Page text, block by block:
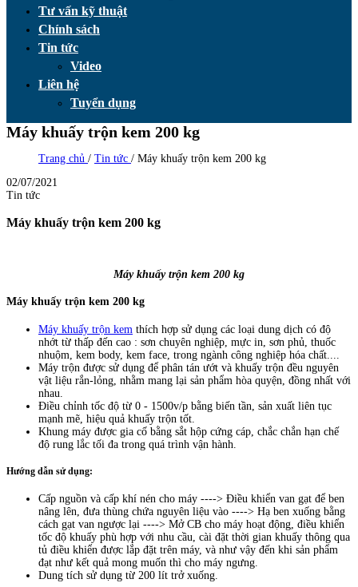
Tư vấn kỹ thuật
Chính sách
Tin tức
Video
Liên hệ
Tuyển dụng
Máy khuấy trộn kem 200 kg
Trang chủ / Tin tức / Máy khuấy trộn kem 200 kg
02/07/2021
Tin tức
Máy khuấy trộn kem 200 kg
Máy khuấy trộn kem 200 kg
Máy khuấy trộn kem 200 kg
Máy khuấy trộn kem thích hợp sử dụng các loại dung dịch có độ
nhớt từ thấp đến cao : sơn chuyên nghiệp, mực in, sơn phủ, thuốc
nhuộm, kem body, kem face, trong ngành công nghiệp hóa chất....
Máy trộn được sử dụng để phân tán ướt và khuấy trộn đều nguyên
vật liệu rắn-lỏng, nhằm mang lại sản phẩm hòa quyện, đồng nhất với
nhau.
Điều chỉnh tốc độ từ 0 - 1500v/p bằng biến tần, sản xuất liên tục
mạnh mẽ, hiệu quả khuấy trộn tốt.
Khung máy được gia cố bằng sắt hộp cứng cáp, chắc chắn hạn chế
độ rung lắc tối đa trong quá trình vận hành.
Hướng dẫn sử dụng:
Cấp nguồn và cấp khí nén cho máy ----> Điều khiển van gạt để ben
nâng lên, đưa thùng chứa nguyên liệu vào ----> Hạ ben xuống bằng
cách gạt van ngược lại ----> Mở CB cho máy hoạt động, điều khiển
tốc độ khuấy phù hợp với nhu cầu, cài đặt thời gian khuấy thông qua
tủ điều khiển được lắp đặt trên máy, và như vậy đến khi sản phẩm
đạt như kết quả mong muốn thì cho máy ngưng.
Dung tích sử dụng từ 200 lít trở xuống.